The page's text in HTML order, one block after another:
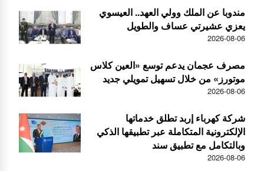
مندوبا عن الملك وولي العهد.. العيسوي
يعزي عشيرتي عساف والطويل
2026-08-06
مصرف عجمان يدعم توسع «العين كلاس
موتورز» من خلال تسهيل تمويلي جديد
2026-08-06
شركة كهرباء إربد تطلق خدماتها
الإلكترونية المتكاملة عبر تطبيقها الذكي
وبالتكامل مع تطبيق سند
2026-08-06